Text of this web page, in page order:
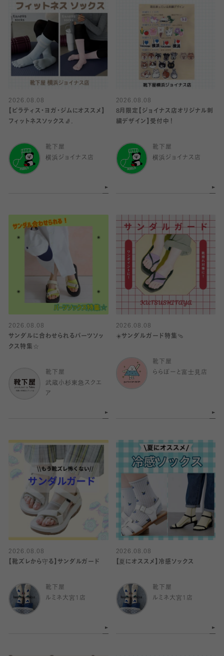
2026.08.08
【ピラティス・ヨガ・ジムにオススメ】
フィットネスソックス🧦.
靴下屋
横浜ジョイナス店
2026.08.08
8月限定【ジョイナス店オリジナル刺
繍デザイン】受付中！
靴下屋
横浜ジョイナス店
2026.08.08
サンダルに合わせられるパーツソッ
クス特集☆
靴下屋
武蔵小杉東急スクエ
ア
2026.08.08
☀️サンダルガード特集🩴
靴下屋
ららぽーと富士見店
2026.08.08
【靴ズレから守る】サンダルガード
靴下屋
ルミネ大宮1店
2026.08.08
【夏にオススメ】冷感ソックス
靴下屋
ルミネ大宮1店